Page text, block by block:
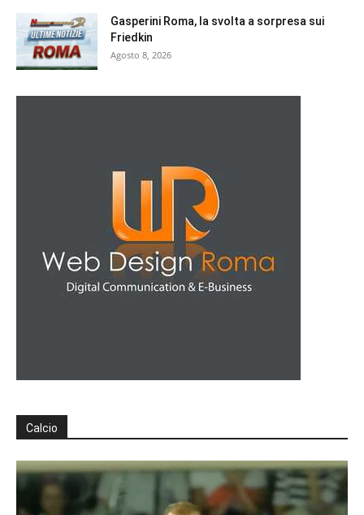
Gasperini Roma, la svolta a sorpresa sui
Friedkin
Agosto 8, 2026
Calcio